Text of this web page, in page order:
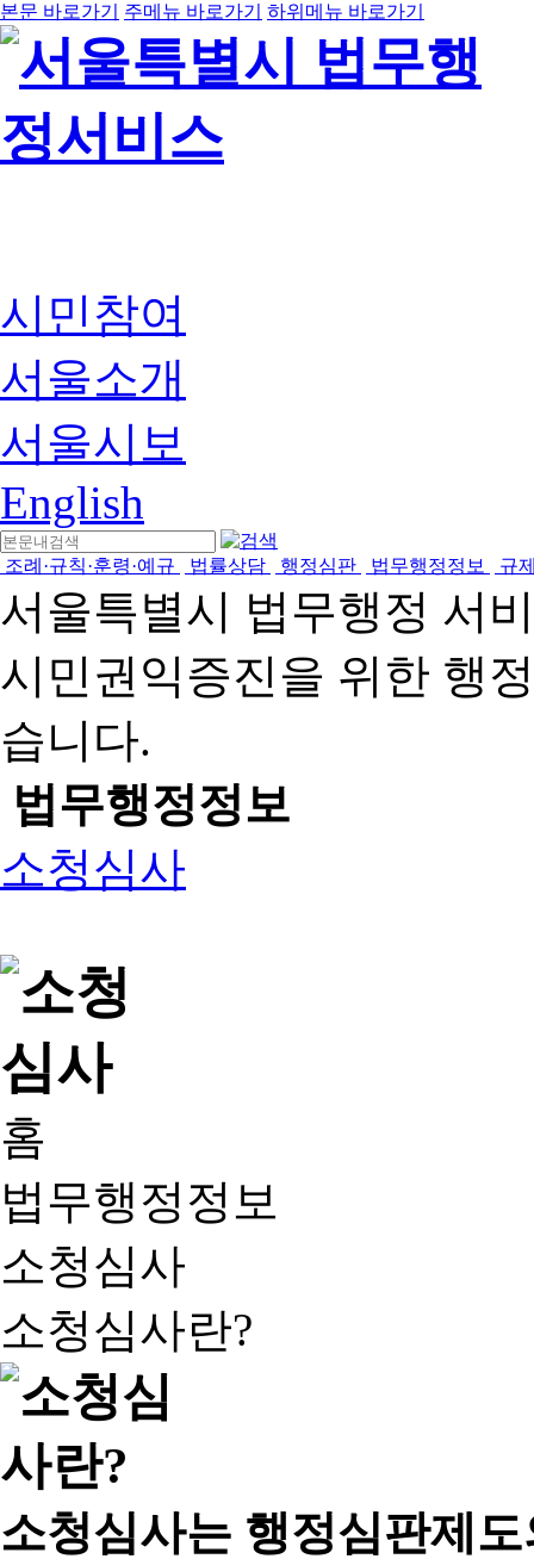
본문 바로가기 주메뉴 바로가기 하위메뉴 바로가기
시민참여
서울소개
서울시보
English
조례·규칙·훈령·예규 법률상담 행정심판 법무행정정보 규
서울특별시 법무행정 서
시민권익증진을 위한 행
습니다.
법무행정정보
소청심사
홈
법무행정정보
소청심사
소청심사란?
소청심사는 행정심판제